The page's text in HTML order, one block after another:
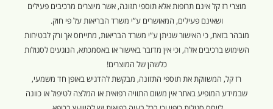
מוצרי רז קל אינם תרופות אלא תוספי תזונה, אשר מיוצרים מרכיבים פעילים
ושאינם פעילים, המאושרים ע”י משרד הבריאות על פי חוק.
מובהר בזאת, כי האישור שניתן ע”י משרד הבריאות, מתייחס אך ורק לבטיחות
השימוש ברכיבים אלה, וכי אין מדובר באישור או באסמכתא, הנוגעים לסגולות
כלשהן של המוצרים!
רז קל, המשווקת את תוספי התזונה, מבקשת להדגיש באופן חד משמעי,
שבמידע המופיע באתר אין משום התוויה רפואית או המלצה לטיפול או כוונה